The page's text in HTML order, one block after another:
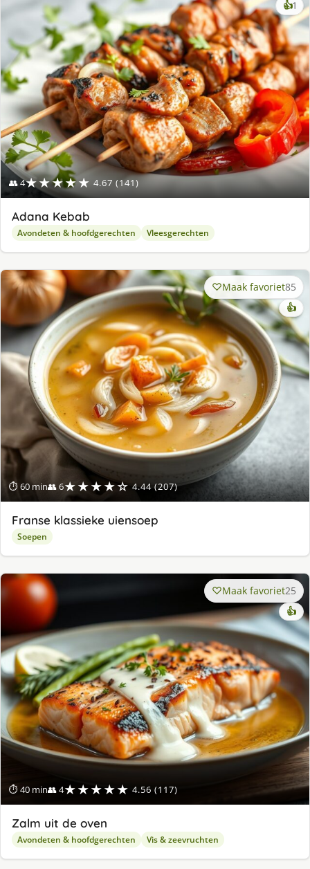
👥 4★★★★★ 4.67 (141)
👍1
Adana Kebab
Avondeten & hoofdgerechten Vleesgerechten
⏱ 60 min👥 6★★★★☆ 4.44 (207)
Maak favoriet85
👍
Franse klassieke uiensoep
Soepen
⏱ 40 min👥 4★★★★★ 4.56 (117)
Maak favoriet25
👍
Zalm uit de oven
Avondeten & hoofdgerechten Vis & zeevruchten